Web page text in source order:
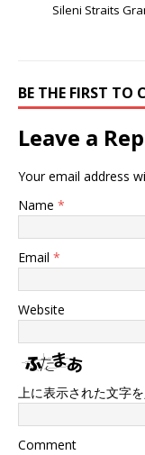
Sileni Straits
BE THE FIRST TO
Leave a
Your email address
Name *
Email *
Website
上に表示された文字
Comment